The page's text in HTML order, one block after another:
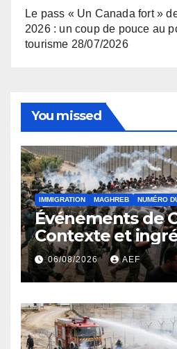
Le pass « Un Canada fort »
2026 : un coup de pouce au
tourisme 28/07/2026
You missed
IMMIGRATION MAGHREB NUMÉRO
Événements de
Contexte et
ayant déclenché
06/08/2026 AEF